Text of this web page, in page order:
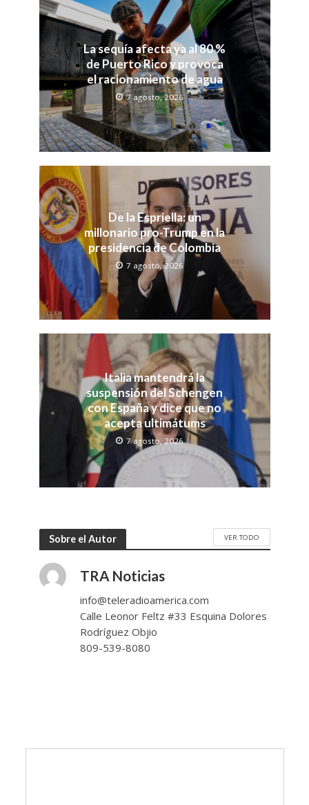
La sequía afecta ya al 80 %
de Puerto Rico y provoca
el racionamiento de agua
7 agosto, 2026
De la Espriella: un
millonario pro-Trump en la
presidencia de Colombia
7 agosto, 2026
Italia mantendrá la
suspensión del Schengen
con España y dice que no
acepta ultimátums
7 agosto, 2026
Sobre el Autor VER TODO
TRA Noticias
info@teleradioamerica.com
Calle Leonor Feltz #33 Esquina Dolores
Rodríguez Objio
809-539-8080